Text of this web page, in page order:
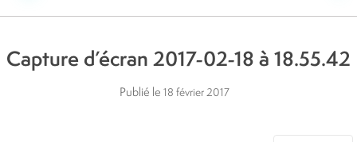
Capture d’écran 2017-02-18 à 18.55.42
Publié le 18 février 2017